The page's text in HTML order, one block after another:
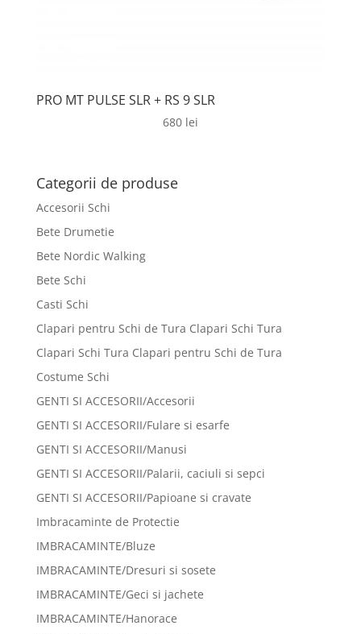
PRO MT PULSE SLR + RS 9 SLR
680 lei
Categorii de produse
Accesorii Schi
Bete Drumetie
Bete Nordic Walking
Bete Schi
Casti Schi
Clapari pentru Schi de Tura Clapari Schi Tura
Clapari Schi Tura Clapari pentru Schi de Tura
Costume Schi
GENTI SI ACCESORII/Accesorii
GENTI SI ACCESORII/Fulare si esarfe
GENTI SI ACCESORII/Manusi
GENTI SI ACCESORII/Palarii, caciuli si sepci
GENTI SI ACCESORII/Papioane si cravate
Imbracaminte de Protectie
IMBRACAMINTE/Bluze
IMBRACAMINTE/Dresuri si sosete
IMBRACAMINTE/Geci si jachete
IMBRACAMINTE/Hanorace